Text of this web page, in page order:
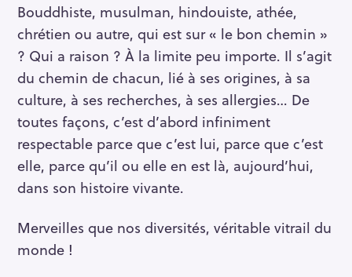
Bouddhiste, musulman, hindouiste, athée,
chrétien ou autre, qui est sur « le bon chemin »
? Qui a raison ? À la limite peu importe. Il s’agit
du chemin de chacun, lié à ses origines, à sa
culture, à ses recherches, à ses allergies… De
toutes façons, c’est d’abord infiniment
respectable parce que c’est lui, parce que c’est
elle, parce qu’il ou elle en est là, aujourd’hui,
dans son histoire vivante.
Merveilles que nos diversités, véritable vitrail du
monde !